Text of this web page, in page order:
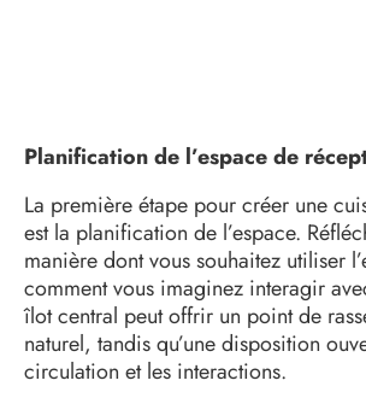
Planification de l’espace de
La première étape pour créer une
est la planification de l’espace.
manière dont vous souhaitez utiliser
comment vous imaginez interagir
îlot central peut offrir un point de
naturel, tandis qu’une disposition
circulation et les interactions.